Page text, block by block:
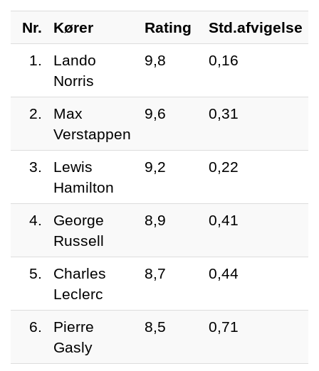
Nr. Kører Rating
Std.afvigelse
1.
Lando
Norris
9,8 0,16
2.
Max
Verstappen
9,6 0,31
3.
Lewis
Hamilton
9,2 0,22
4.
George
Russell
8,9 0,41
5.
Charles
Leclerc
8,7 0,44
6.
Pierre
Gasly
8,5 0,71